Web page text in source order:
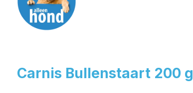
Carnis Bullenstaart 200 g